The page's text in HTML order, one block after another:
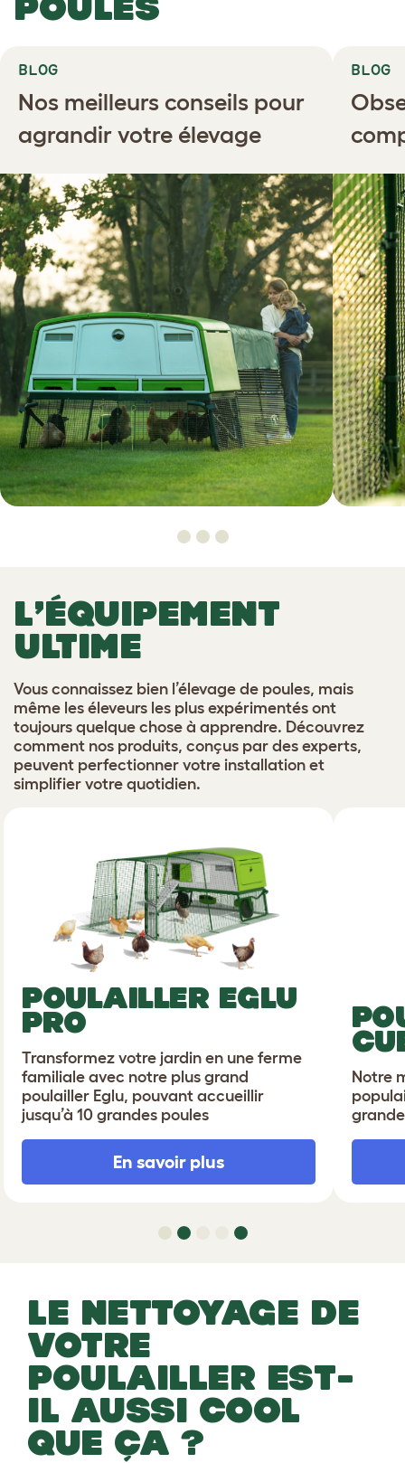
BLOG
Nos meilleurs conseils pour
agrandir votre élevage
BLOG
L’ÉQUIPEMENT
ULTIME
Vous connaissez bien l’élevage de poules, mais
même les éleveurs les plus expérimentés ont
toujours quelque chose à apprendre. Découvrez
comment nos produits, conçus par des experts,
peuvent perfectionner votre installation et
simplifier votre quotidien.
POULAILLER EGLU
PRO
Transformez votre jardin en une ferme
familiale avec notre plus grand
poulailler Eglu, pouvant accueillir
jusqu’à 10 grandes poules
En savoir plus
Notre
LE NETTOYAGE DE
VOTRE
POULAILLER EST-
IL AUSSI COOL
QUE ÇA ?